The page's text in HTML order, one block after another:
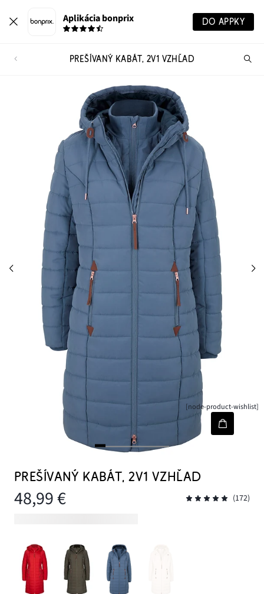
Aplikácia bonprix DO APPKY
PREŠÍVANÝ KABÁT, 2V1 VZHĽAD
[node-product-wishlist]
PREŠÍVANÝ KABÁT, 2V1 VZHĽAD
48,99 € (172)